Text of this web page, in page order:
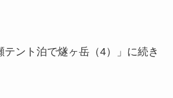
テント泊で燧ヶ岳（4）」に続き